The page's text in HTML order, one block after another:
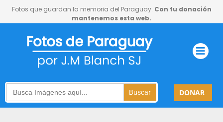
Fotos que guardan la memoria del Paraguay. Con tu donación
mantenemos esta web.
Search
for:
DONAR